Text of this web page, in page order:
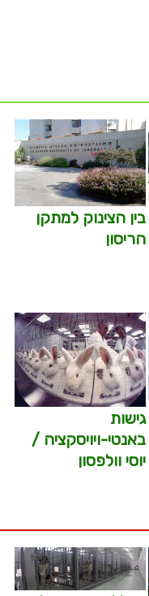
בין הצינוק למתקן
הריסון
גישות
באנטי-ויויסקציה /
יוסי וולפסון